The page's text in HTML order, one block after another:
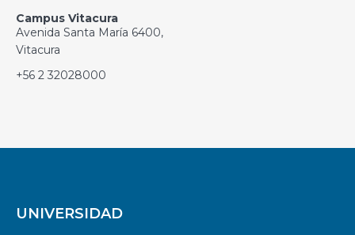
Campus Vitacura
Avenida Santa María 6400,
Vitacura
+56 2 32028000
UNIVERSIDAD